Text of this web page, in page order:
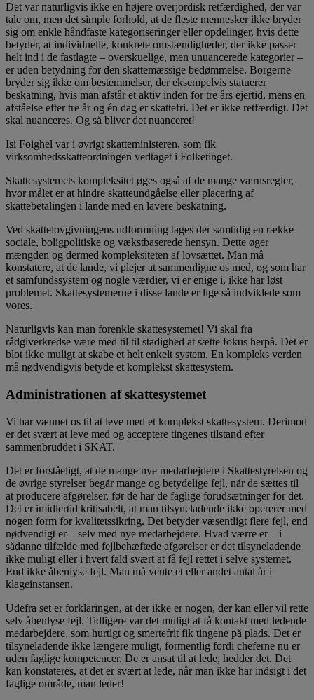
Det var naturligvis ikke en højere overjordisk retfærdighed, der var
tale om, men det simple forhold, at de fleste mennesker ikke bryder
sig om enkle håndfaste kategoriseringer eller opdelinger, hvis dette
betyder, at individuelle, konkrete omstændigheder, der ikke passer
helt ind i de fastlagte – overskuelige, men unuancerede kategorier –
er uden betydning for den skattemæssige bedømmelse. Borgerne
bryder sig ikke om bestemmelser, der eksempelvis statuerer
beskatning, hvis man afstår et aktiv inden for tre års ejertid, mens en
afståelse efter tre år og én dag er skattefri. Det er ikke retfærdigt. Det
skal nuanceres. Og så bliver det nuanceret!
Isi Foighel var i øvrigt skatteministeren, som fik
virksomhedsskatteordningen vedtaget i Folketinget.
Skattesystemets kompleksitet øges også af de mange værnsregler,
hvor målet er at hindre skatteundgåelse eller placering af
skattebetalingen i lande med en lavere beskatning.
Ved skattelovgivningens udformning tages der samtidig en række
sociale, boligpolitiske og vækstbaserede hensyn. Dette øger
mængden og dermed kompleksiteten af lovsættet. Man må
konstatere, at de lande, vi plejer at sammenligne os med, og som har
et samfundssystem og nogle værdier, vi er enige i, ikke har løst
problemet. Skattesystemerne i disse lande er lige så indviklede som
vores.
Naturligvis kan man forenkle skattesystemet! Vi skal fra
rådgiverkredse være med til til stadighed at sætte fokus herpå. Det er
blot ikke muligt at skabe et helt enkelt system. En kompleks verden
må nødvendigvis betyde et komplekst skattesystem.
Administrationen af skattesystemet
Vi har vænnet os til at leve med et komplekst skattesystem. Derimod
er det svært at leve med og acceptere tingenes tilstand efter
sammenbruddet i SKAT.
Det er forståeligt, at de mange nye medarbejdere i Skattestyrelsen og
de øvrige styrelser begår mange og betydelige fejl, når de sættes til
at producere afgørelser, før de har de faglige forudsætninger for det.
Det er imidlertid kritisabelt, at man tilsyneladende ikke opererer med
nogen form for kvalitetssikring. Det betyder væsentligt flere fejl, end
nødvendigt er – selv med nye medarbejdere. Hvad værre er – i
sådanne tilfælde med fejlbehæftede afgørelser er det tilsyneladende
ikke muligt eller i hvert fald svært at få fejl rettet i selve systemet.
End ikke åbenlyse fejl. Man må vente et eller andet antal år i
klageinstansen.
Udefra set er forklaringen, at der ikke er nogen, der kan eller vil rette
selv åbenlyse fejl. Tidligere var det muligt at få kontakt med ledende
medarbejdere, som hurtigt og smertefrit fik tingene på plads. Det er
tilsyneladende ikke længere muligt, formentlig fordi cheferne nu er
uden faglige kompetencer. De er ansat til at lede, hedder det. Det
kan konstateres, at det er svært at lede, når man ikke har indsigt i det
faglige område, man leder!